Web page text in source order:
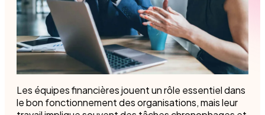
Les équipes financières jouent un rôle essentiel dans
le bon fonctionnement des organisations, mais leur